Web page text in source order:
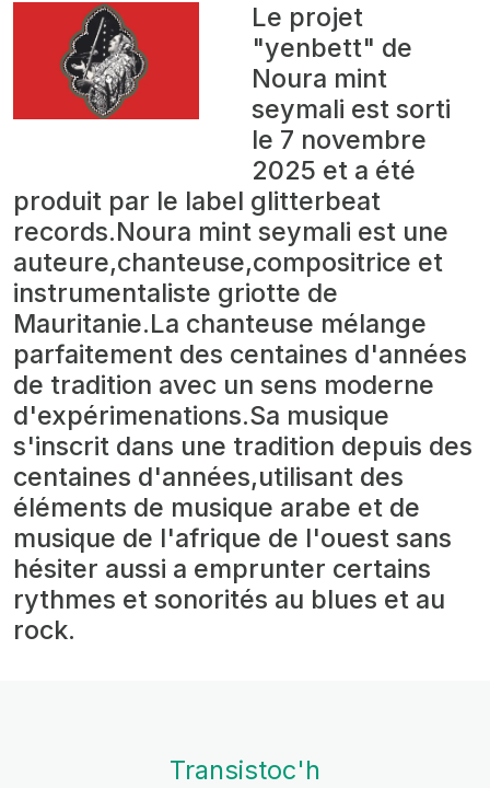
Le projet
"yenbett" de
Noura mint
seymali est sorti
le 7 novembre
2025 et a été
produit par le label glitterbeat
records.Noura mint seymali est une
auteure,chanteuse,compositrice et
instrumentaliste griotte de
Mauritanie.La chanteuse mélange
parfaitement des centaines d'années
de tradition avec un sens moderne
d'expérimenations.Sa musique
s'inscrit dans une tradition depuis des
centaines d'années,utilisant des
éléments de musique arabe et de
musique de l'afrique de l'ouest sans
hésiter aussi a emprunter certains
rythmes et sonorités au blues et au
rock.
Transistoc'h